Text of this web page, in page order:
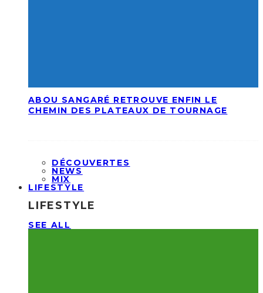
ABOU SANGARÉ RETROUVE ENFIN LE
CHEMIN DES PLATEAUX DE TOURNAGE
DÉCOUVERTES
NEWS
MIX
LIFESTYLE
LIFESTYLE
SEE ALL